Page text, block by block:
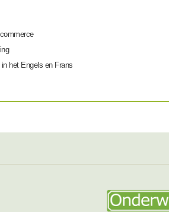
het Engels en Frans